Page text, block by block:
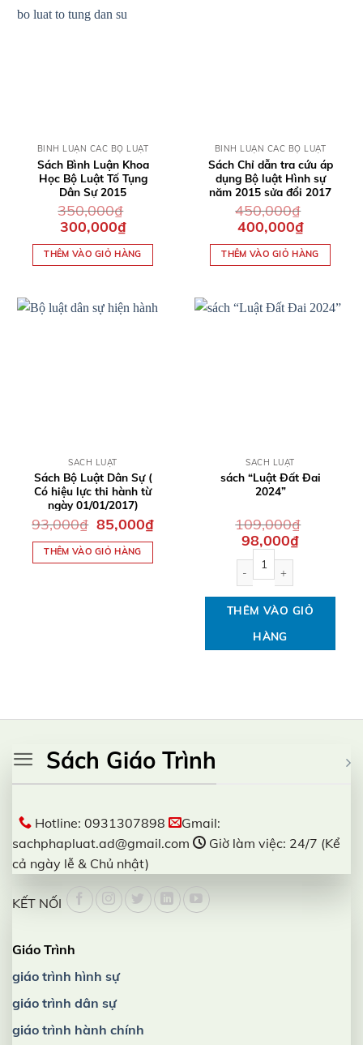
QUICK VIEW
BÌNH LUẬN CÁC BỘ LUẬT
Sách Bình Luận Khoa
Học Bộ Luật Tố Tụng
Dân Sự 2015
350,000₫
Giá
gốc
là:
350,000₫.
300,000₫Giá
hiện
tại
là:
300,000₫.
THÊM VÀO GIỎ HÀNG
QUICK VIEW
BÌNH LUẬN CÁC BỘ LUẬT
Sách Chỉ dẫn tra cứu áp
dụng Bộ luật Hình sự
năm 2015 sửa đổi 2017
450,000₫
Giá
gốc
là:
450,000₫.
400,000₫Giá
hiện
tại
là:
400,000₫.
THÊM VÀO GIỎ HÀNG
QUICK VIEW
SÁCH LUẬT
Sách Bộ Luật Dân Sự (
Có hiệu lực thi hành từ
ngày 01/01/2017)
93,000₫ Giá
gốc
là:
93,000₫.
85,000₫Giá
hiện
tại
85,000₫.
THÊM VÀO GIỎ HÀNG
QUICK VIEW
SÁCH LUẬT
sách “Luật Đất Đai
2024”
109,000₫
Giá
gốc
là:
109,000₫.
98,000₫Giá
THÊM VÀO GIỎ
HÀNG
Sách Giáo Trình
Hotline: 0931307898
Gmail:
sachphapluat.ad@gmail.com
Giờ làm việc: 24/7 (Kể
cả ngày lễ & Chủ nhật)
KẾT NỐI
Giáo Trình
giáo trình hình sự
giáo trình dân sự
giáo trình hành chính